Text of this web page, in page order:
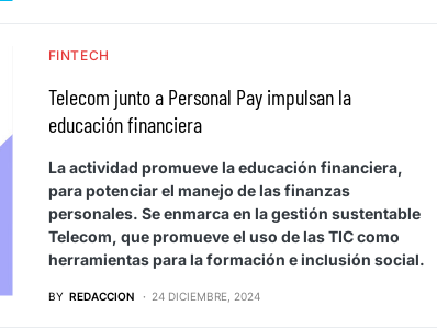
FINTECH
Telecom junto a Personal Pay impulsan la
educación financiera
La actividad promueve la educación financiera,
para potenciar el manejo de las finanzas
personales. Se enmarca en la gestión sustentable
Telecom, que promueve el uso de las TIC como
herramientas para la formación e inclusión social.
BY REDACCION 24 DICIEMBRE, 2024